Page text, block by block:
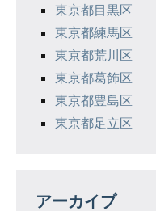
東京都目黒区
東京都練馬区
東京都荒川区
東京都葛飾区
東京都豊島区
東京都足立区
アーカイブ